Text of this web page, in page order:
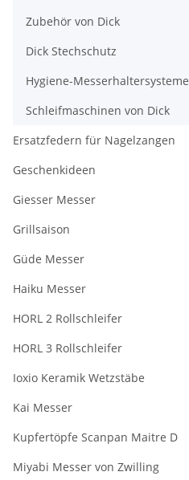
Zubehör von Dick
Dick Stechschutz
Hygiene-Messerhaltersysteme
Schleifmaschinen von Dick
Ersatzfedern für Nagelzangen
Geschenkideen
Giesser Messer
Grillsaison
Güde Messer
Haiku Messer
HORL 2 Rollschleifer
HORL 3 Rollschleifer
Ioxio Keramik Wetzstäbe
Kai Messer
Kupfertöpfe Scanpan Maitre D
Miyabi Messer von Zwilling